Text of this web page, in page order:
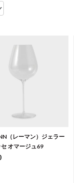
（レーマン）ジェラー
オマージュ69